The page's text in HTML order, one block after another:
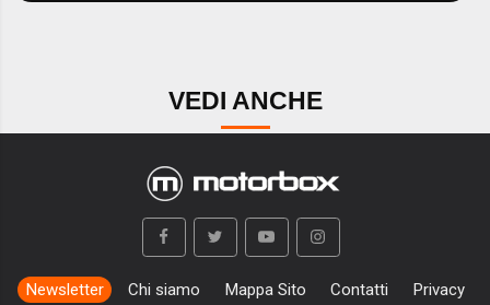
VEDI ANCHE
Newsletter Chi siamo Mappa Sito Contatti Privacy